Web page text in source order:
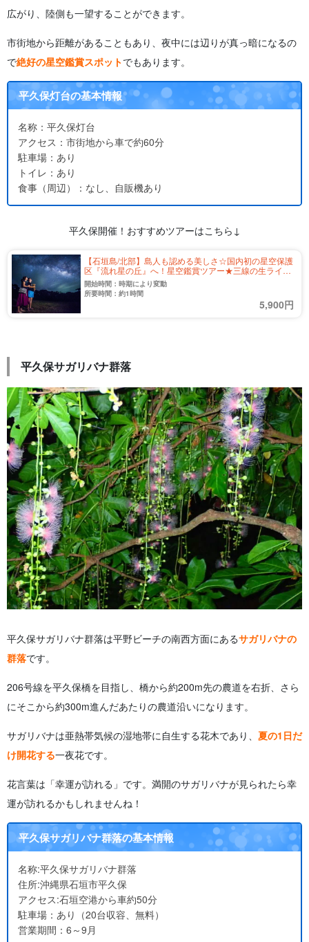
広がり、陸側も一望することができます。
市街地から距離があることもあり、夜中には辺りが真っ暗になるの
で絶好の星空鑑賞スポットでもあります。
平久保灯台の基本情報
名称：平久保灯台
アクセス：市街地から車で約60分
駐車場：あり
トイレ：あり
食事（周辺）：なし、自販機あり
平久保開催！おすすめツアーはこちら↓
【石垣島/北部】島人も認める美しさ☆国内初の星空保護
区『流れ星の丘』へ！星空鑑賞ツアー★三線の生ライブ
付き（No.315）
開始時間：時期により変動
所要時間：約1時間
5,900円
平久保サガリバナ群落
平久保サガリバナ群落は平野ビーチの南西方面にあるサガリバナの
群落です。
206号線を平久保橋を目指し、橋から約200m先の農道を右折、さら
にそこから約300m進んだあたりの農道沿いになります。
サガリバナは亜熱帯気候の湿地帯に自生する花木であり、 夏の1日だ
け開花する一夜花です。
花言葉は「幸運が訪れる」です。満開のサガリバナが見られたら幸
運が訪れるかもしれませんね！
平久保サガリバナ群落の基本情報
名称:平久保サガリバナ群落
住所:沖縄県石垣市平久保
アクセス:石垣空港から車約50分
駐車場：あり（20台収容、無料）
営業期間：6～9月